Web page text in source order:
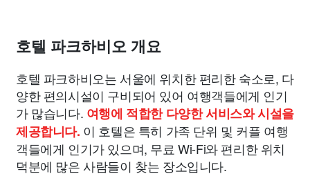
호텔 파크하비오 개요
호텔 파크하비오는 서울에 위치한 편리한 숙소로, 다
양한 편의시설이 구비되어 있어 여행객들에게 인기
가 많습니다. 여행에 적합한 다양한 서비스와 시설을
제공합니다. 이 호텔은 특히 가족 단위 및 커플 여행
객들에게 인기가 있으며, 무료 Wi-Fi와 편리한 위치
덕분에 많은 사람들이 찾는 장소입니다.